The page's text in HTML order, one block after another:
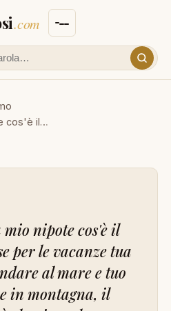
.com
aforisma
cos'è il…
mio nipote cos'è il
per le vacanze tua
al mare e tuo
in montagna, il